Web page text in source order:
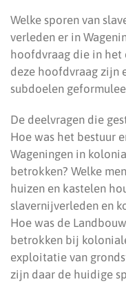
Welke sporen van
verleden er in
hoofdvraag die in het
deze hoofdvraag zijn
subdoelen
De deelvragen die
Hoe was het bestuur
Wageningen in
betrokken? Welke
huizen en kastelen
slavernijverleden en
Hoe was de
betrokken bij
exploitatie van
zijn daar de huidige